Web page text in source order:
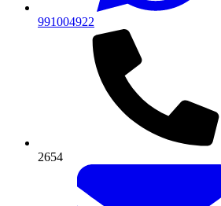
991004922
2654